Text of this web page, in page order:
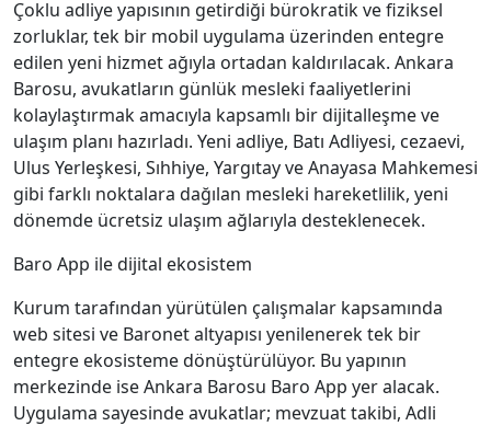
Çoklu adliye yapısının getirdiği bürokratik ve fiziksel
zorluklar, tek bir mobil uygulama üzerinden entegre
edilen yeni hizmet ağıyla ortadan kaldırılacak. Ankara
Barosu, avukatların günlük mesleki faaliyetlerini
kolaylaştırmak amacıyla kapsamlı bir dijitalleşme ve
ulaşım planı hazırladı. Yeni adliye, Batı Adliyesi, cezaevi,
Ulus Yerleşkesi, Sıhhiye, Yargıtay ve Anayasa Mahkemesi
gibi farklı noktalara dağılan mesleki hareketlilik, yeni
dönemde ücretsiz ulaşım ağlarıyla desteklenecek.
Baro App ile dijital ekosistem
Kurum tarafından yürütülen çalışmalar kapsamında
web sitesi ve Baronet altyapısı yenilenerek tek bir
entegre ekosisteme dönüştürülüyor. Bu yapının
merkezinde ise Ankara Barosu Baro App yer alacak.
Uygulama sayesinde avukatlar; mevzuat takibi, Adli